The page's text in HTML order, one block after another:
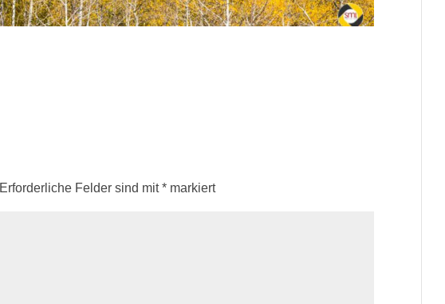
Erforderliche Felder sind mit*markiert